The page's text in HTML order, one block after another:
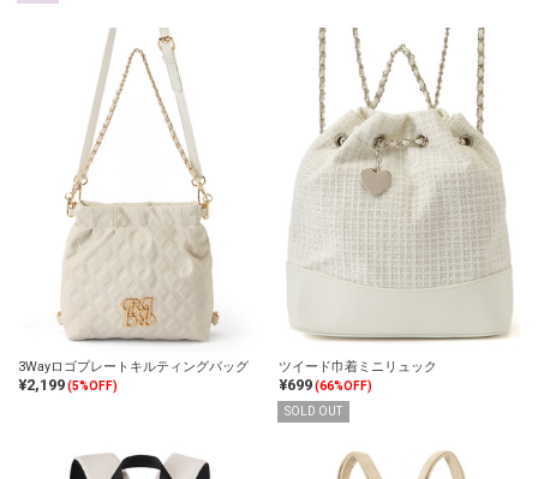
3Wayロゴプレートキルティングバッグ
¥2,199(5%OFF)
ツイード巾着ミニリュック
¥699(66%OFF)
SOLD OUT